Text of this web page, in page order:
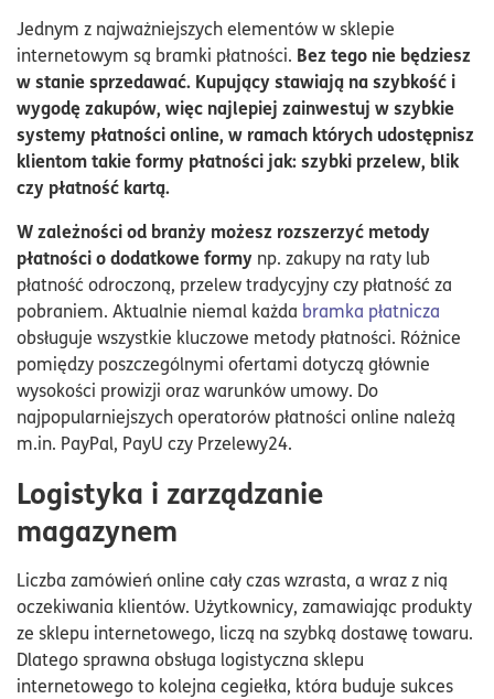
Jednym z najważniejszych elementów w sklepie
internetowym są bramki płatności. Bez tego nie będziesz
w stanie sprzedawać. Kupujący stawiają na szybkość i
wygodę zakupów, więc najlepiej zainwestuj w szybkie
systemy płatności online, w ramach których udostępnisz
klientom takie formy płatności jak: szybki przelew, blik
czy płatność kartą.
W zależności od branży możesz rozszerzyć metody
płatności o dodatkowe formy np. zakupy na raty lub
płatność odroczoną, przelew tradycyjny czy płatność za
pobraniem. Aktualnie niemal każda bramka płatnicza
obsługuje wszystkie kluczowe metody płatności. Różnice
pomiędzy poszczególnymi ofertami dotyczą głównie
wysokości prowizji oraz warunków umowy. Do
najpopularniejszych operatorów płatności online należą
m.in. PayPal, PayU czy Przelewy24.
Logistyka i zarządzanie
magazynem
Liczba zamówień online cały czas wzrasta, a wraz z nią
oczekiwania klientów. Użytkownicy, zamawiając produkty
ze sklepu internetowego, liczą na szybką dostawę towaru.
Dlatego sprawna obsługa logistyczna sklepu
internetowego to kolejna cegiełka, która buduje sukces